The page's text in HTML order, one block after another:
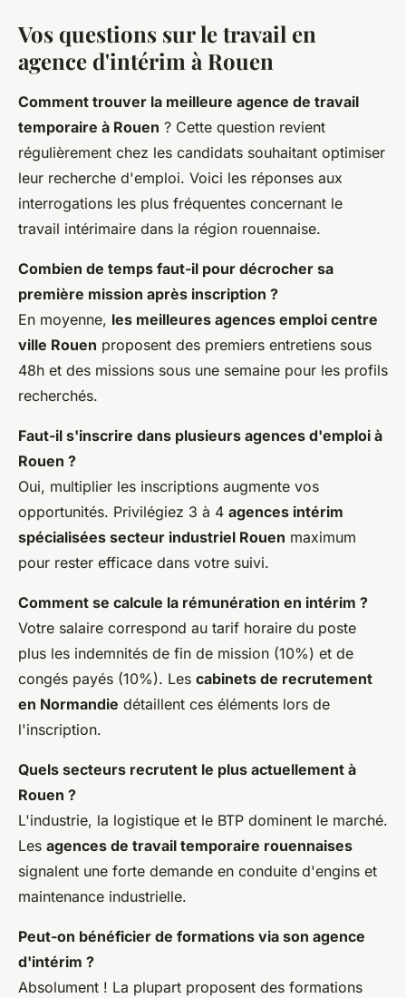
Vos questions sur le travail en
agence d'intérim à Rouen
Comment trouver la meilleure agence de travail
temporaire à Rouen ? Cette question revient
régulièrement chez les candidats souhaitant optimiser
leur recherche d'emploi. Voici les réponses aux
interrogations les plus fréquentes concernant le
travail intérimaire dans la région rouennaise.
Combien de temps faut-il pour décrocher sa
première mission après inscription ?
En moyenne, les meilleures agences emploi centre
ville Rouen proposent des premiers entretiens sous
48h et des missions sous une semaine pour les profils
recherchés.
Faut-il s'inscrire dans plusieurs agences d'emploi à
Rouen ?
Oui, multiplier les inscriptions augmente vos
opportunités. Privilégiez 3 à 4 agences intérim
spécialisées secteur industriel Rouen maximum
pour rester efficace dans votre suivi.
Comment se calcule la rémunération en intérim ?
Votre salaire correspond au tarif horaire du poste
plus les indemnités de fin de mission (10%) et de
congés payés (10%). Les cabinets de recrutement
en Normandie détaillent ces éléments lors de
l'inscription.
Quels secteurs recrutent le plus actuellement à
Rouen ?
L'industrie, la logistique et le BTP dominent le marché.
Les agences de travail temporaire rouennaises
signalent une forte demande en conduite d'engins et
maintenance industrielle.
Peut-on bénéficier de formations via son agence
d'intérim ?
Absolument ! La plupart proposent des formations